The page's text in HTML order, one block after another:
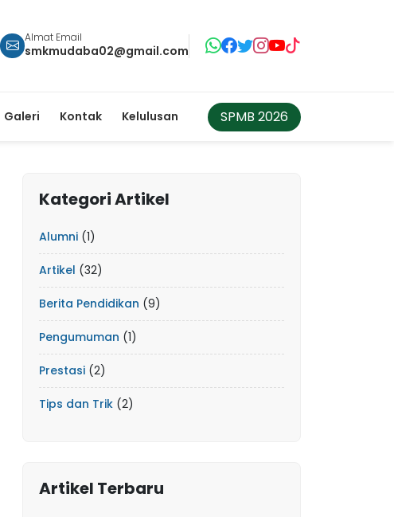
Almat Email
smkmudaba02@gmail.com
Galeri Kontak Kelulusan SPMB 2026
Kategori Artikel
Alumni (1)
Artikel (32)
Berita Pendidikan (9)
Pengumuman (1)
Prestasi (2)
Tips dan Trik (2)
Artikel Terbaru